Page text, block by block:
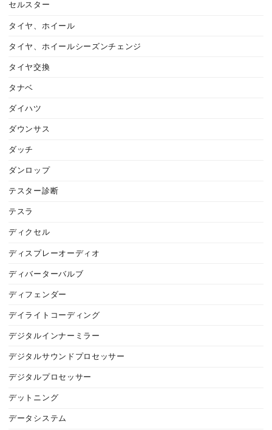
セルスター
タイヤ、ホイール
タイヤ、ホイールシーズンチェンジ
タイヤ交換
タナベ
ダイハツ
ダウンサス
ダッチ
ダンロップ
テスター診断
テスラ
ディクセル
ディスプレーオーディオ
ディバーターバルブ
ディフェンダー
デイライトコーディング
デジタルインナーミラー
デジタルサウンドプロセッサー
デジタルプロセッサー
デットニング
データシステム